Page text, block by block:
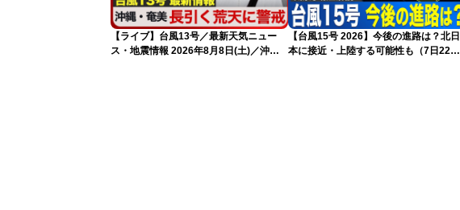
【ライブ】台風13号／最新天気ニュー
ス・地震情報 2026年8月8日(土)／沖
【台風15号 2026】今後の進路は？北日
本に接近・上陸する可能性も（7日22時